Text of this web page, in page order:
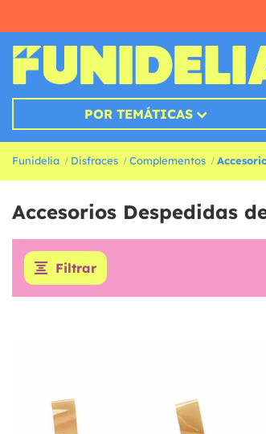
POR TEMÁTICAS
Funidelia Disfraces Complementos
Accesorios Despedidas
Filtrar